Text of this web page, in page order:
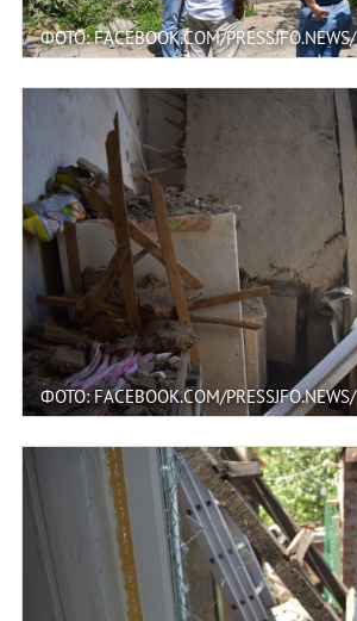
ФОТО: FACEBOOK.COM/PRESSJFO.NEWS/
ФОТО: FACEBOOK.COM/PRESSJFO.NEWS/